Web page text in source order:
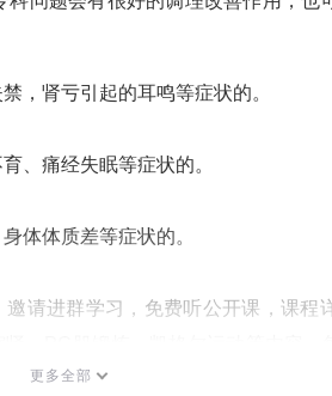
，肾亏引起的耳鸣等症状的。
、痛经失眠等症状的。
体体质差等症状的。
请进群学习，免费听公开课，课程
的加我，我教你！
更多全部